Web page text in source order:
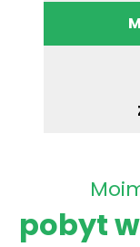
pobyt